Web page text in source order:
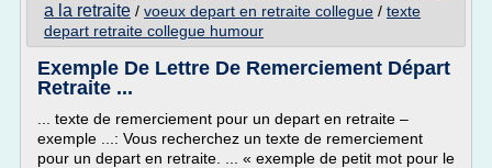
a la retraite / voeux depart en retraite collegue / texte
depart retraite collegue humour
Exemple De Lettre De Remerciement Départ
Retraite ...
... texte de remerciement pour un depart en retraite –
exemple ...: Vous recherchez un texte de remerciement
pour un depart en retraite. ... « exemple de petit mot pour le